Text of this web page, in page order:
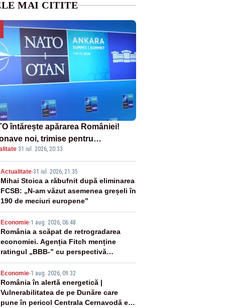
MAI CITITE
întărește apărarea României!
noi, trimise pentru
și distrugerea dronelor
·31 iul. 2026, 20:33
Actualitate-31 iul. 2026, 21:35
Mihai Stoica a răbufnit după eliminarea
FCSB: „N-am văzut asemenea greșeli în
190 de meciuri europene”
Economie-1 aug. 2026, 06:48
România a scăpat de retrogradarea
economiei. Agenția Fitch menține
ratingul „BBB-” cu perspectivă
negativă
Economie-1 aug. 2026, 09:32
România în alertă energetică |
Vulnerabilitatea de pe Dunăre care
pune în pericol Centrala Cernavodă era